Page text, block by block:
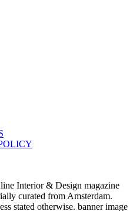
Interior & Design magazine
curated from Amsterdam.
stated otherwise. banner image